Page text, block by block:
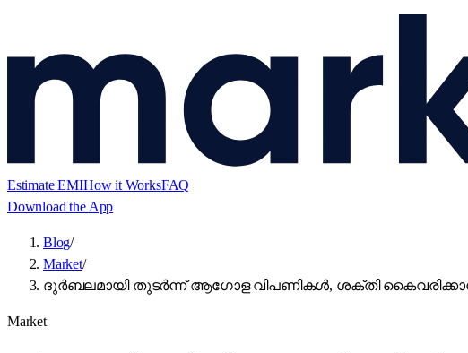
Estimate EMIHow it WorksFAQ
Download the App
Blog/
Market/
ദുർബലമായി തുടർന്ന് ആഗോള വിപണികൾ, ശക്തി കൈവരിക്കാൻ
Market